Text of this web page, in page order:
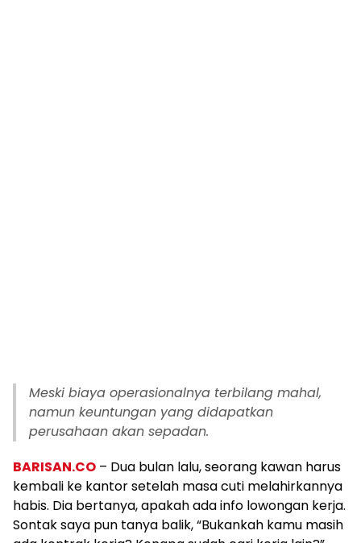
Meski biaya operasionalnya terbilang mahal,
namun keuntungan yang didapatkan
perusahaan akan sepadan.
BARISAN.CO – Dua bulan lalu, seorang kawan harus
kembali ke kantor setelah masa cuti melahirkannya
habis. Dia bertanya, apakah ada info lowongan kerja.
Sontak saya pun tanya balik, “Bukankah kamu masih